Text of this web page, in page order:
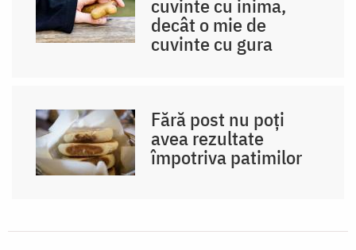
cuvinte cu inima,
decât o mie de
cuvinte cu gura
Fără post nu poți
avea rezultate
împotriva patimilor